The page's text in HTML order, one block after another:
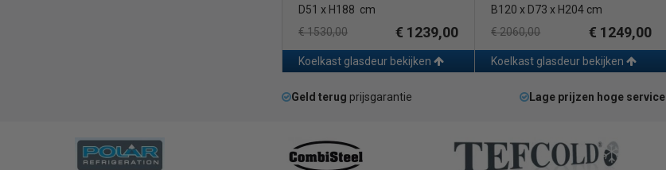
D51 x H188 cm
€ 1530,00
€ 1239,00
Koelkast glasdeur bekijken
B120 x D73 x H204 cm
€ 2060,00
€ 1249,00
Koelkast glasdeur bekijken
Geld terug prijsgarantie Lage prijzen hoge service